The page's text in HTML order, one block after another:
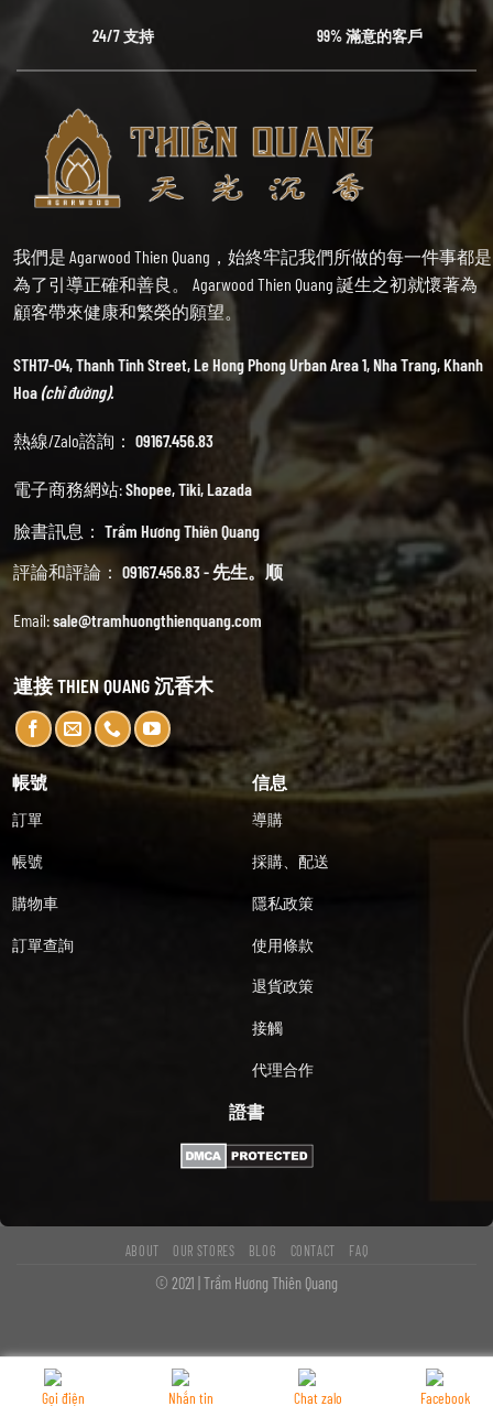
24/7 支持 99% 滿意的客戶
我們是 Agarwood Thien Quang，始終牢記我們所做的每一件事都是
為了引導正確和善良。 Agarwood Thien Quang 誕生之初就懷著為
顧客帶來健康和繁榮的願望。
STH17-04, Thanh Tinh Street, Le Hong Phong Urban Area 1, Nha Trang, Khanh
Hoa(chỉ đường).
熱線/Zalo諮詢： 09167.456.83
電子商務網站:Shopee,Tiki,Lazada
臉書訊息： Trầm Hương Thiên Quang
評論和評論： 09167.456.83 - 先生。顺
Email:sale@tramhuongthienquang.com
連接 THIEN QUANG 沉香木
帳號
訂單
帳號
購物車
訂單查詢
信息
導購
採購、配送
隱私政策
使用條款
退貨政策
接觸
代理合作
證書
ABOUT OUR STORES BLOG CONTACT FAQ
© 2021 | Trầm Hương Thiên Quang
Gọi điện Nhắn tin Chat zalo Facebook